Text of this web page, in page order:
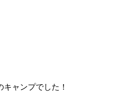
ャンプでした！